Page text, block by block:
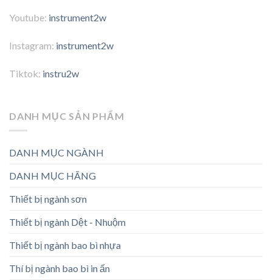
Youtube: instrument2w
Instagram: instrument2w
Tiktok: instru2w
DANH MỤC SẢN PHẨM
DANH MỤC NGÀNH
DANH MỤC HÃNG
Thiết bị ngành sơn
Thiết bị ngành Dệt - Nhuộm
Thiết bị ngành bao bì nhựa
Thí bị ngành bao bì in ấn